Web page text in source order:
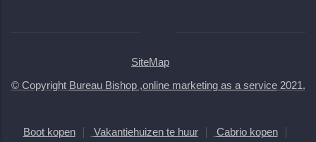
SiteMap
© Copyright Bureau Bishop ,online marketing as a service2021.
Boot kopen Vakantiehuizen te huur Cabrio kopen